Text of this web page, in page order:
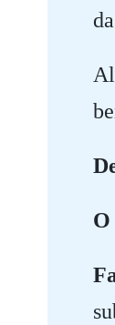
O